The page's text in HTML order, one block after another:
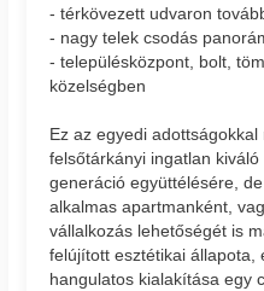
- térkövezett udvaron
- nagy telek csodás
- településközpont, bolt,
közelségben
Ez az egyedi
felsőtárkányi ingatlan
generáció együttélésére,
alkalmas apartmanként,
vállalkozás lehetőségét is
felújított esztétikai állapota,
hangulatos kialakítása egy